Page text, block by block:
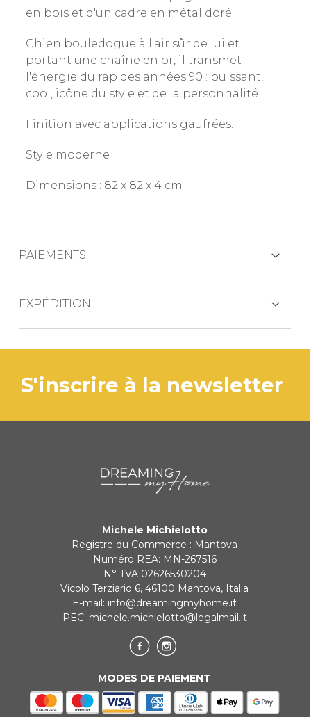
en bois et d'un cadre en métal doré.
Chien bouledogue à l'air sûr de lui et
portant une chaîne en or, il transmet
l'énergie du rap des années 90 : puissant,
cool, icône du style et de la personnalité.
Finition avec applications gaufrées.
Style moderne
Dimensions : 82 x 82 x 4 cm
PAIEMENTS
REDIRECTIONS BANCAIRES
EXPÉDITION
Si le produit est en rupture de stock, les
rapidement.
s'inscrire à la newsletter
Michele Michielotto
Registre du Commerce : Mantova
Numéro REA: MN-267516
N° TVA 02626530204
Vicolo Terziario 6, 46100 Mantova, Italia
E-mail: info@dreamingmyhome.it
PEC: michele.michielotto@legalmail.it
MODES DE PAIEMENT